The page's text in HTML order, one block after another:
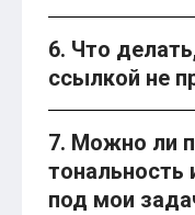
6. Что
ссылкой не
7. Можно ли
тональность
под мои